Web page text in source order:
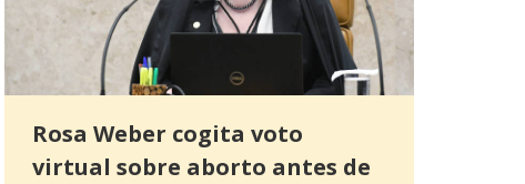
Rosa Weber cogita voto
virtual sobre aborto antes de